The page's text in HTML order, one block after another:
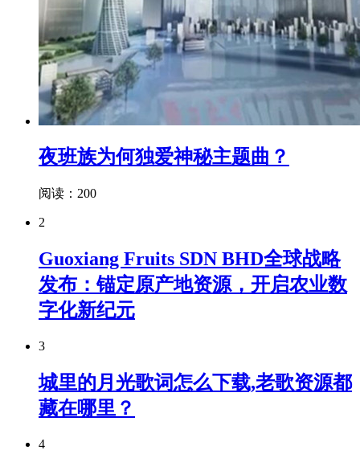
夜班族为何独爱神秘主题曲？
阅读：200
2
Guoxiang Fruits SDN BHD全球战略
发布：锚定原产地资源，开启农业数
字化新纪元
3
城里的月光歌词怎么下载,老歌资源都
藏在哪里？
4